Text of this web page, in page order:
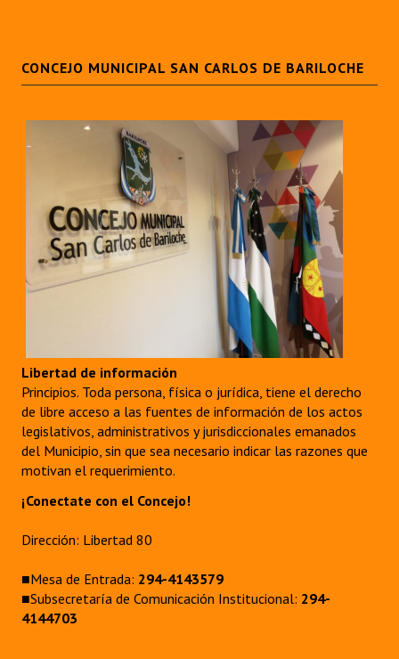
CONCEJO MUNICIPAL SAN CARLOS DE BARILOCHE
Libertad de información
Principios. Toda persona, física o jurídica, tiene el derecho
de libre acceso a las fuentes de información de los actos
legislativos, administrativos y jurisdiccionales emanados
del Municipio, sin que sea necesario indicar las razones que
motivan el requerimiento.
¡Conectate con el Concejo!
Dirección: Libertad 80
■Mesa de Entrada: 294-4143579
■Subsecretaría de Comunicación Institucional: 294-
4144703